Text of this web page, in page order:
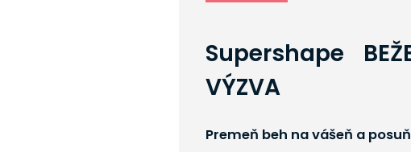
Supershape
VÝZVA
Premeň beh na vášeň a